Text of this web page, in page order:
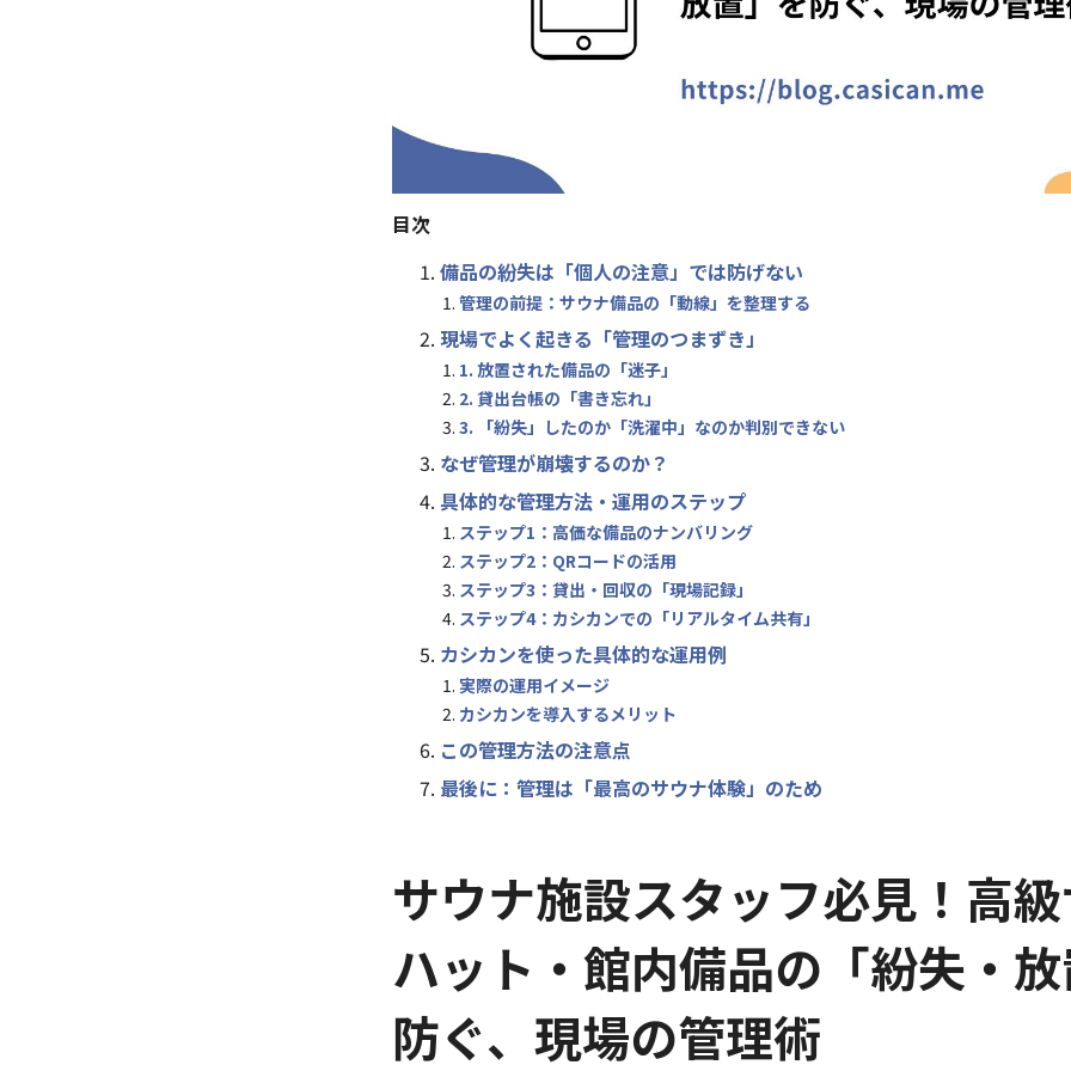
目次
備品の紛失は「個人の注意」では防げない
管理の前提：サウナ備品の「動線」を整理する
現場でよく起きる「管理のつまずき」
1. 放置された備品の「迷子」
2. 貸出台帳の「書き忘れ」
3. 「紛失」したのか「洗濯中」なのか判別できない
なぜ管理が崩壊するのか？
具体的な管理方法・運用のステップ
ステップ1：高価な備品のナンバリング
ステップ2：QRコードの活用
ステップ3：貸出・回収の「現場記録」
ステップ4：カシカンでの「リアルタイム共有」
カシカンを使った具体的な運用例
実際の運用イメージ
カシカンを導入するメリット
この管理方法の注意点
最後に：管理は「最高のサウナ体験」のため
サウナ施設スタッフ必見！高
ハット・館内備品の「紛失・
防ぐ、現場の管理術